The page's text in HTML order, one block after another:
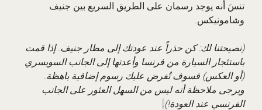
تنسَ أنه يوجد رسمان على الطريق السريع بين جنيف
وشامونيكس.
(نصيحتنا لك: كن حذراً عند عودتك إلى مطار جنيف. إذا قمت
باستئجار السيارة من فرنسا وأعدتها إلى الجانب السويسري
(أو العكس) فسوف تُفرض عليك رسوم إضافية باهظة.
ويرجى ملاحظة أنه ليس من السهل العثور على الجانب
الفرنسي عند العودة!).